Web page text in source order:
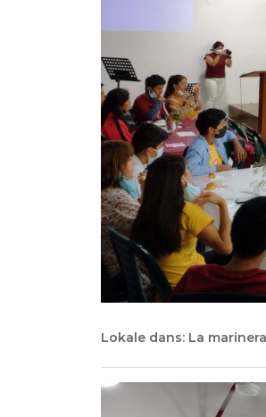
Lokale dans: La